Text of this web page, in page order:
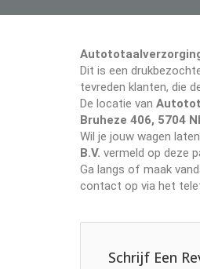
Autototaalverzorging
Dit is een
tevreden klanten, die
De locatie van
Bruheze 406, 5704
Wil je jouw wagen
B.V. vermeld op deze
Ga langs of maak
contact op via het
Schrijf Een